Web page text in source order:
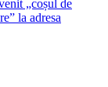
„coșul de
la adresa